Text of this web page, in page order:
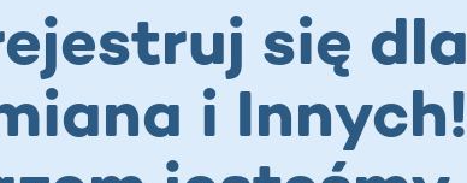
się dla
i Innych!